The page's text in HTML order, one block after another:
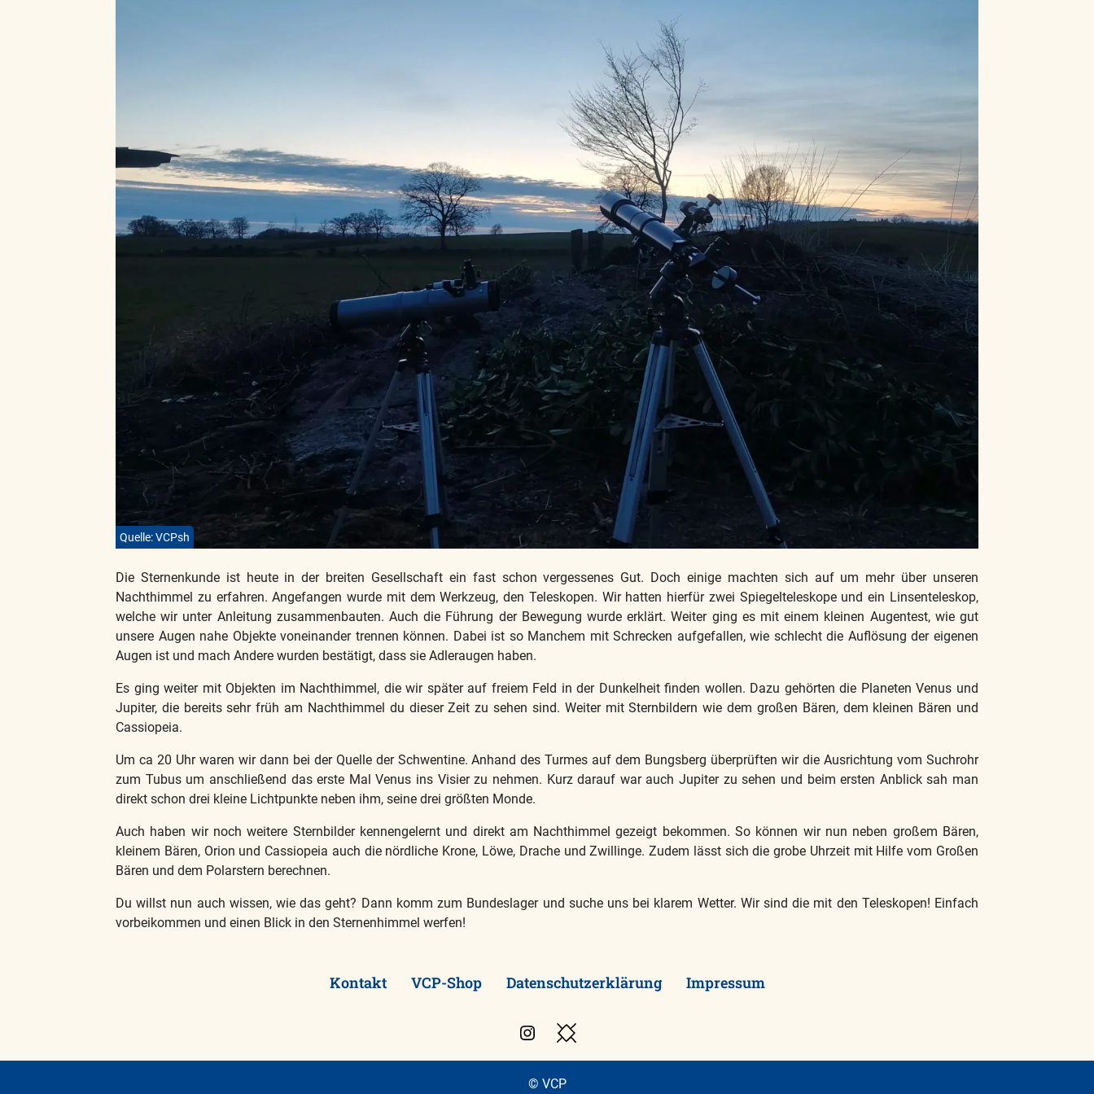
Quelle: VCPsh
Die Sternenkunde ist heute in der breiten Gesellschaft ein fast schon vergessenes Gut. Doch einige machten sich auf um mehr über unseren
Nachthimmel zu erfahren. Angefangen wurde mit dem Werkzeug, den Teleskopen. Wir hatten hierfür zwei Spiegelteleskope und ein Linsenteleskop,
welche wir unter Anleitung zusammenbauten. Auch die Führung der Bewegung wurde erklärt. Weiter ging es mit einem kleinen Augentest, wie gut
unsere Augen nahe Objekte voneinander trennen können. Dabei ist so Manchem mit Schrecken aufgefallen, wie schlecht die Auflösung der eigenen
Augen ist und mach Andere wurden bestätigt, dass sie Adleraugen haben.
Es ging weiter mit Objekten im Nachthimmel, die wir später auf freiem Feld in der Dunkelheit finden wollen. Dazu gehörten die Planeten Venus und
Jupiter, die bereits sehr früh am Nachthimmel du dieser Zeit zu sehen sind. Weiter mit Sternbildern wie dem großen Bären, dem kleinen Bären und
Cassiopeia.
Um ca 20 Uhr waren wir dann bei der Quelle der Schwentine. Anhand des Turmes auf dem Bungsberg überprüften wir die Ausrichtung vom Suchrohr
zum Tubus um anschließend das erste Mal Venus ins Visier zu nehmen. Kurz darauf war auch Jupiter zu sehen und beim ersten Anblick sah man
direkt schon drei kleine Lichtpunkte neben ihm, seine drei größten Monde.
Auch haben wir noch weitere Sternbilder kennengelernt und direkt am Nachthimmel gezeigt bekommen. So können wir nun neben großem Bären,
kleinem Bären, Orion und Cassiopeia auch die nördliche Krone, Löwe, Drache und Zwillinge. Zudem lässt sich die grobe Uhrzeit mit Hilfe vom Großen
Bären und dem Polarstern berechnen.
Du willst nun auch wissen, wie das geht? Dann komm zum Bundeslager und suche uns bei klarem Wetter. Wir sind die mit den Teleskopen! Einfach
vorbeikommen und einen Blick in den Sternenhimmel werfen!
Kontakt VCP-Shop Datenschutzerklärung Impressum
Instagram
© VCP